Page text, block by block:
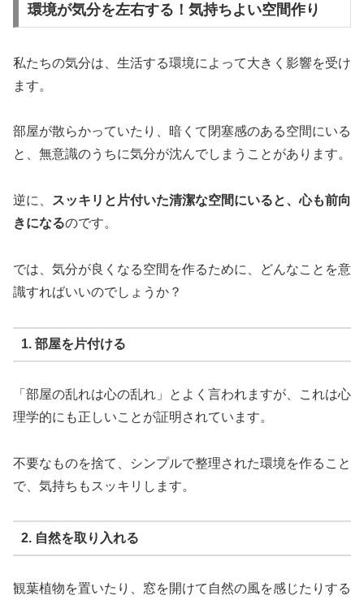
環境が気分を左右する！気持ちよい空間作り
私たちの気分は、生活する環境によって大きく影響を受け
ます。
部屋が散らかっていたり、暗くて閉塞感のある空間にいる
と、無意識のうちに気分が沈んでしまうことがあります。
逆に、
スッキリと片付いた清潔な空間にいると、心も前向
きになるのです。
では、気分が良くなる空間を作るために、どんなことを意
識すればいいのでしょうか？
1. 部屋を片付ける
「部屋の乱れは心の乱れ」とよく言われますが、これは心
理学的にも正しいことが証明されています。
不要なものを捨て、シンプルで整理された環境を作ること
で、気持ちもスッキリします。
2. 自然を取り入れる
観葉植物を置いたり、窓を開けて自然の風を感じたりする